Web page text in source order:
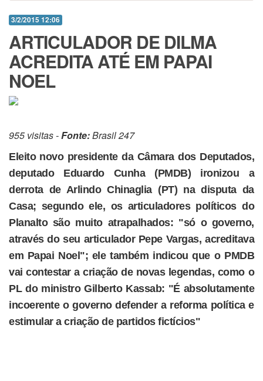
3/2/2015 12:06
ARTICULADOR DE DILMA
ACREDITA ATÉ EM PAPAI
NOEL
955 visitas -Fonte:Brasil 247
Eleito novo presidente da Câmara dos Deputados,
deputado Eduardo Cunha (PMDB) ironizou a
derrota de Arlindo Chinaglia (PT) na disputa da
Casa; segundo ele, os articuladores políticos do
Planalto são muito atrapalhados: "só o governo,
através do seu articulador Pepe Vargas, acreditava
em Papai Noel"; ele também indicou que o PMDB
vai contestar a criação de novas legendas, como o
PL do ministro Gilberto Kassab: "É absolutamente
incoerente o governo defender a reforma política e
estimular a criação de partidos fictícios"